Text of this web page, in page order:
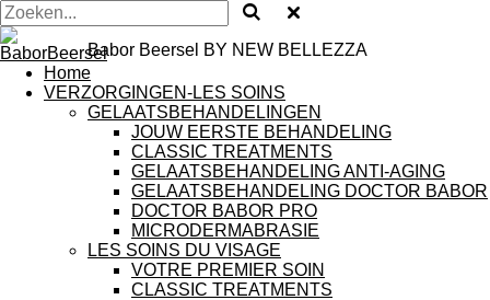
Babor Beersel BY NEW BELLEZZA
Home
VERZORGINGEN-LES SOINS
GELAATSBEHANDELINGEN
JOUW EERSTE BEHANDELING
CLASSIC TREATMENTS
GELAATSBEHANDELING ANTI-AGING
GELAATSBEHANDELING DOCTOR BABOR
DOCTOR BABOR PRO
MICRODERMABRASIE
LES SOINS DU VISAGE
VOTRE PREMIER SOIN
CLASSIC TREATMENTS